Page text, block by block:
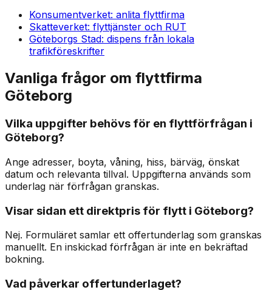
Konsumentverket: anlita flyttfirma
Skatteverket: flyttjänster och RUT
Göteborgs Stad: dispens från lokala
trafikföreskrifter
Vanliga frågor om flyttfirma
Göteborg
Vilka uppgifter behövs för en flyttförfrågan i
Göteborg?
Ange adresser, boyta, våning, hiss, bärväg, önskat
datum och relevanta tillval. Uppgifterna används som
underlag när förfrågan granskas.
Visar sidan ett direktpris för flytt i Göteborg?
Nej. Formuläret samlar ett offertunderlag som granskas
manuellt. En inskickad förfrågan är inte en bekräftad
bokning.
Vad påverkar offertunderlaget?